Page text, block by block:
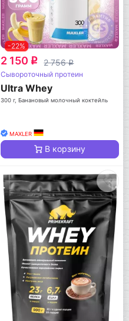
-22%
2 150 q 2 756q
Сывороточный протеин
Ultra Whey
300 г, Банановый молочный коктейль
MAXLER
В корзину